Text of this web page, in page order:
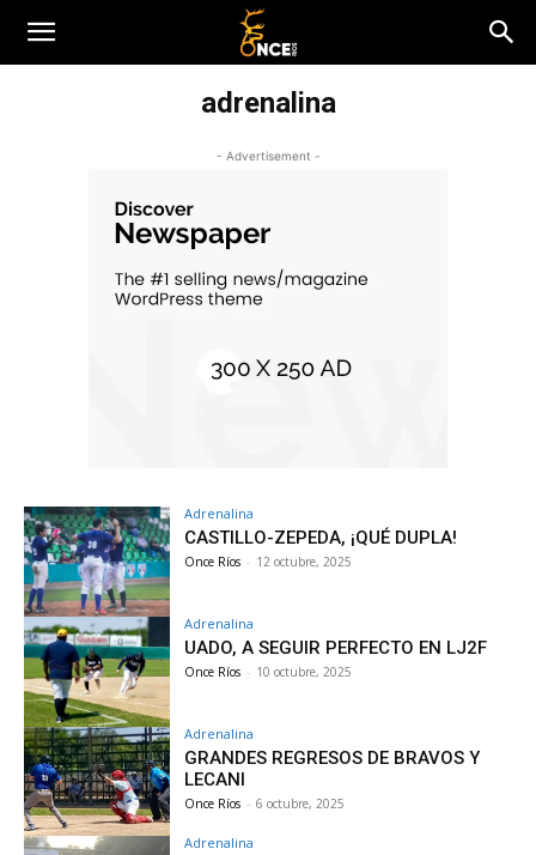
adrenalina
- Advertisement -
Adrenalina
CASTILLO-ZEPEDA, ¡QUÉ DUPLA!
Once Ríos - 12 octubre, 2025
Adrenalina
UADO, A SEGUIR PERFECTO EN LJ2F
Once Ríos - 10 octubre, 2025
Adrenalina
GRANDES REGRESOS DE BRAVOS Y
LECANI
Once Ríos - 6 octubre, 2025
Adrenalina